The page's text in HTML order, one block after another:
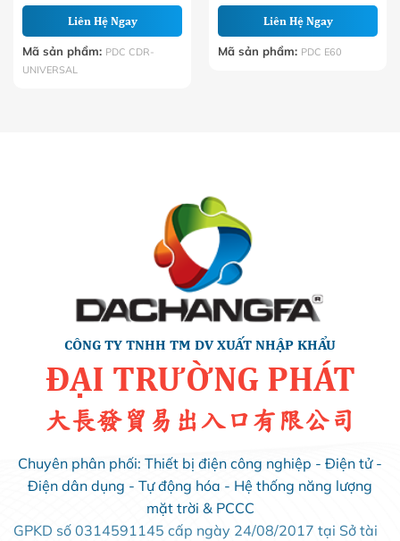
Liên Hệ Ngay
Mã sản phẩm: PDC CDR-
UNIVERSAL
Liên Hệ Ngay
Mã sản phẩm: PDC E60
CÔNG TY TNHH TM DV XUẤT NHẬP KHẨU
ĐẠI TRƯỜNG PHÁT
大長發貿易出入口有限公司
Chuyên phân phối: Thiết bị điện công nghiệp - Điện tử -
Điện dân dụng - Tự động hóa - Hệ thống năng lượng
mặt trời & PCCC
GPKD số 0314591145 cấp ngày 24/08/2017 tại Sở tài